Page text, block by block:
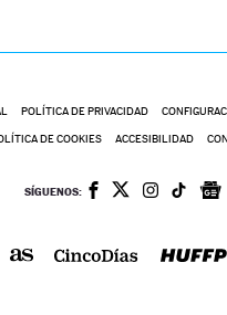
POLÍTICA DE PRIVACIDAD
DE COOKIES ACCESIBILIDAD
SÍGUENOS: